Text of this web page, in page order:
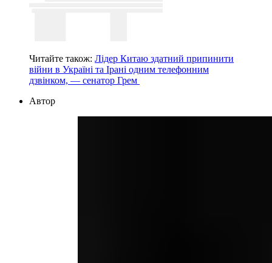
Читайте також: Лідер Китаю здатний припинити
війни в Україні та Ірані одним телефонним
дзвінком, — сенатор Грем
Автор